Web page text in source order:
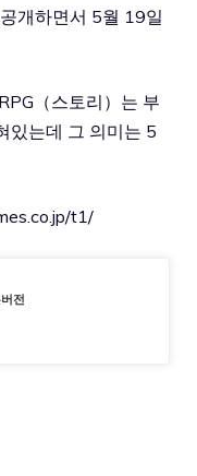
개하면서 5월 19일
（스토리）는 부
있는데 그 의미는 5
t1/
전